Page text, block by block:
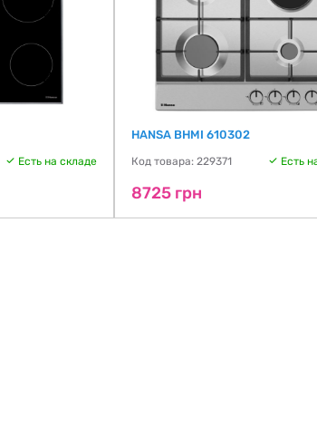
Есть на складе
HANSA BHMI 610302
Код товара: 229371 Есть
8725 грн